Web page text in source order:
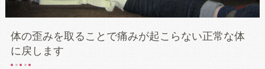
体の歪みを取ることで痛みが起こらない正常な体
に戻します